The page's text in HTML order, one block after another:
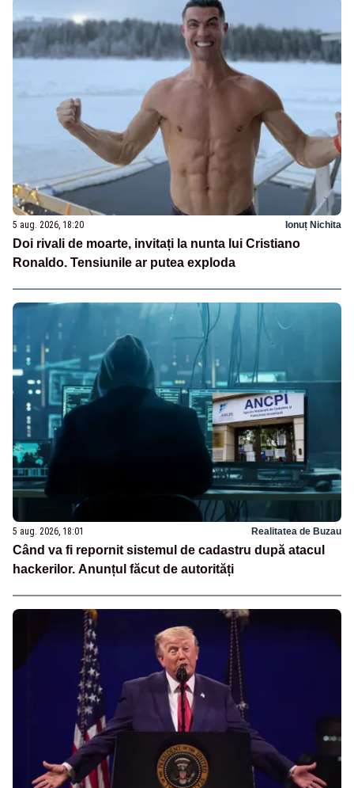
5 aug. 2026, 18:20 Ionuț Nichita
Doi rivali de moarte, invitați la nunta lui Cristiano
Ronaldo. Tensiunile ar putea exploda
5 aug. 2026, 18:01 Realitatea de Buzau
Când va fi repornit sistemul de cadastru după atacul
hackerilor. Anunțul făcut de autorități